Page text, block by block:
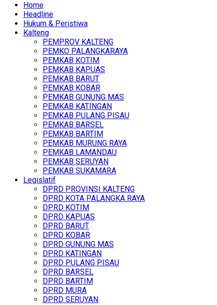
Home
Headline
Hukum & Peristiwa
Kalteng
PEMPROV KALTENG
PEMKO PALANGKARAYA
PEMKAB KOTIM
PEMKAB KAPUAS
PEMKAB BARUT
PEMKAB KOBAR
PEMKAB GUNUNG MAS
PEMKAB KATINGAN
PEMKAB PULANG PISAU
PEMKAB BARSEL
PEMKAB BARTIM
PEMKAB MURUNG RAYA
PEMKAB LAMANDAU
PEMKAB SERUYAN
PEMKAB SUKAMARA
Legislatif
DPRD PROVINSI KALTENG
DPRD KOTA PALANGKA RAYA
DPRD KOTIM
DPRD KAPUAS
DPRD BARUT
DPRD KOBAR
DPRD GUNUNG MAS
DPRD KATINGAN
DPRD PULANG PISAU
DPRD BARSEL
DPRD BARTIM
DPRD MURA
DPRD SERUYAN